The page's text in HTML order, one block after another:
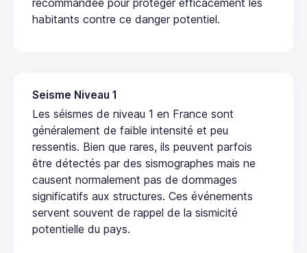
habitants contre ce danger potentiel.
Seisme Niveau 1
Les séismes de niveau 1 en France sont
généralement de faible intensité et peu
ressentis. Bien que rares, ils peuvent parfois
être détectés par des sismographes mais ne
causent normalement pas de dommages
significatifs aux structures. Ces événements
servent souvent de rappel de la sismicité
potentielle du pays.